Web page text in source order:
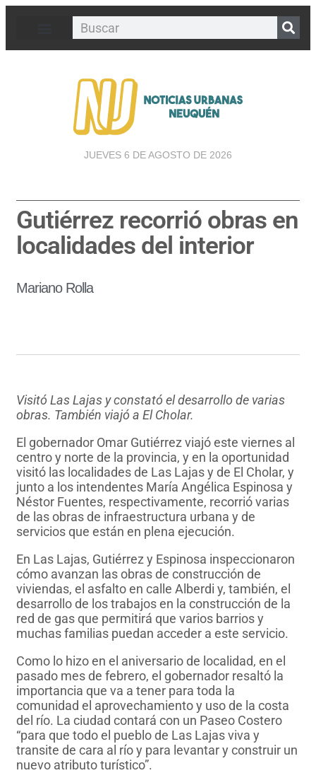
JUEVES 6 DE AGOSTO DE 2026
Gutiérrez recorrió obras en
localidades del interior
Mariano Rolla
Visitó Las Lajas y constató el desarrollo de varias
obras. También viajó a El Cholar.
El gobernador Omar Gutiérrez viajó este viernes al
centro y norte de la provincia, y en la oportunidad
visitó las localidades de Las Lajas y de El Cholar, y
junto a los intendentes María Angélica Espinosa y
Néstor Fuentes, respectivamente, recorrió varias
de las obras de infraestructura urbana y de
servicios que están en plena ejecución.
En Las Lajas, Gutiérrez y Espinosa inspeccionaron
cómo avanzan las obras de construcción de
viviendas, el asfalto en calle Alberdi y, también, el
desarrollo de los trabajos en la construcción de la
red de gas que permitirá que varios barrios y
muchas familias puedan acceder a este servicio.
Como lo hizo en el aniversario de localidad, en el
pasado mes de febrero, el gobernador resaltó la
importancia que va a tener para toda la
comunidad el aprovechamiento y uso de la costa
del río. La ciudad contará con un Paseo Costero
“para que todo el pueblo de Las Lajas viva y
transite de cara al río y para levantar y construir un
nuevo atributo turístico”.